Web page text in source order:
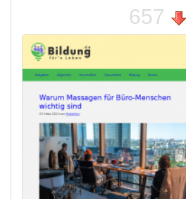
657